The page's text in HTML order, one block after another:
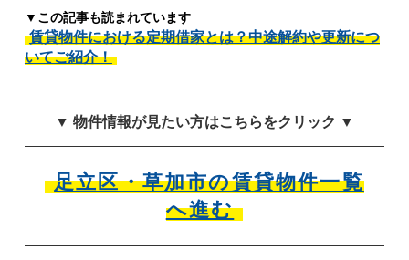
▼この記事も読まれています
賃貸物件における定期借家とは？中途解約や更新につ
いてご紹介！
▼ 物件情報が見たい方はこちらをクリック ▼
足立区・草加市の賃貸物件一覧
へ進む